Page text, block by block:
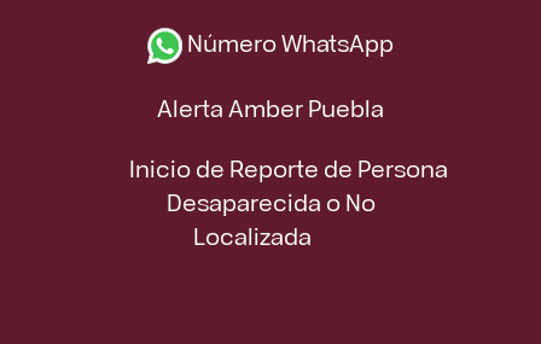
Número WhatsApp
Alerta Amber Puebla
Inicio de Reporte de Persona
Desaparecida o No
Localizada